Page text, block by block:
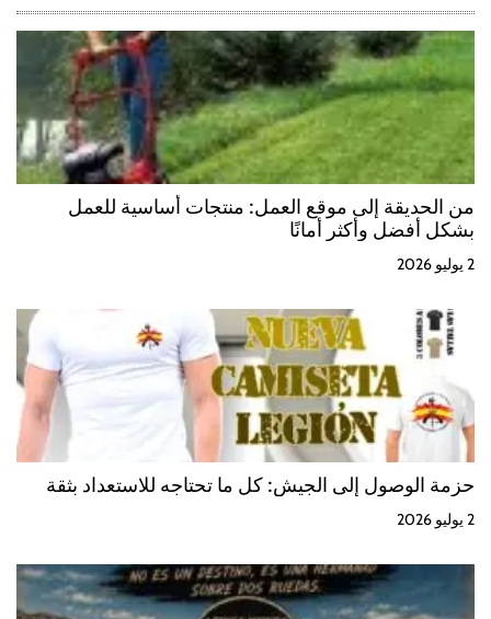
من الحديقة إلى موقع العمل: منتجات أساسية للعمل
بشكل أفضل وأكثر أمانًا
2 يوليو 2026
حزمة الوصول إلى الجيش: كل ما تحتاجه للاستعداد بثقة
2 يوليو 2026